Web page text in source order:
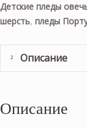
Детские пледы
шерсть, пледы
Описание
Описание